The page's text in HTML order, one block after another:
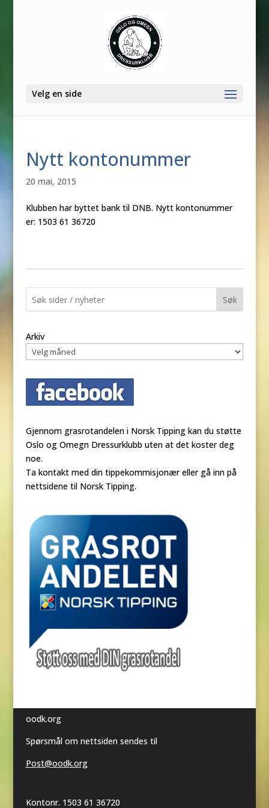
Velg en side
Nytt kontonummer
20 mai, 2015
Klubben har byttet bank til DNB. Nytt kontonummer
er: 1503 61 36720
Søk
Arkiv
Gjennom grasrotandelen i Norsk Tipping kan du støtte
Oslo og Omegn Dressurklubb uten at det koster deg
noe.
Ta kontakt med din tippekommisjonær eller gå inn på
nettsidene til Norsk Tipping.
oodk.org
Spørsmål om nettsiden sendes til
Post@oodk.org
Kontonr. 1503 61 36720